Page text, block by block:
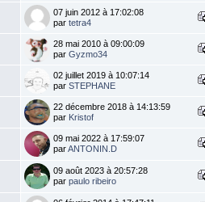
07 juin 2012 à 17:02:08
par tetra4
28 mai 2010 à 09:00:09
par Gyzmo34
02 juillet 2019 à 10:07:14
par STEPHANE
22 décembre 2018 à 14:13:59
par Kristof
09 mai 2022 à 17:59:07
parANTONIN.D
09 août 2023 à 20:57:28
par paulo ribeiro